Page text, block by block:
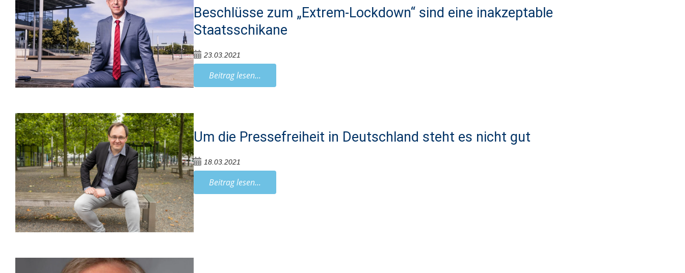
Beschlüsse zum „Extrem-Lockdown“ sind eine inakzeptable
Staatsschikane
23.03.2021
Beitrag lesen...
Um die Pressefreiheit in Deutschland steht es nicht gut
18.03.2021
Beitrag lesen...